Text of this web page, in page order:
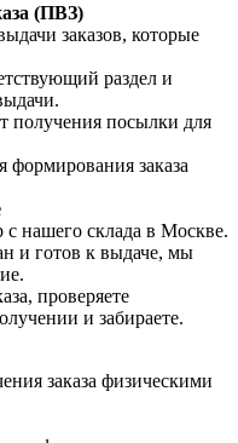
(ПВЗ)
заказов, которые
раздел и
получения посылки для
формирования заказа
с нашего склада в Москве.
и готов к выдаче, мы
проверяете
и забираете.
заказа физическими